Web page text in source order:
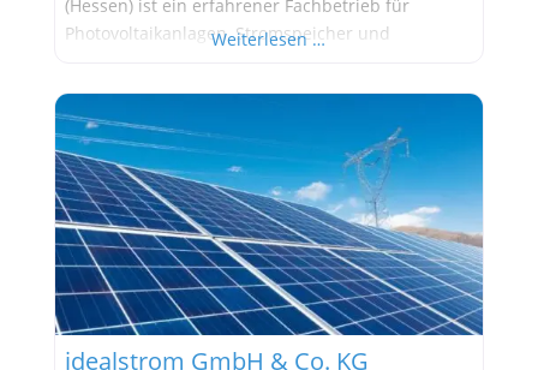
(Hessen) ist ein erfahrener Fachbetrieb für
Photovoltaikanlagen, Stromspeicher und
maßgeschneiderte Konzepte für private
Haushalte, Gewerbe und Kommunen – von der
Planung über die Installation bis zur Wartung. Mit
innovativen Technologien und individueller
Beratung sorgt NSW für eine
Weiterlesen …
idealstrom GmbH & Co. KG